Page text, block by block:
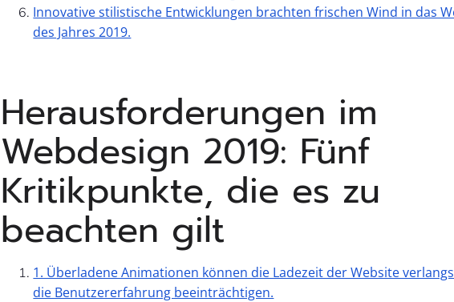
Innovative stilistische Entwicklungen brachten frischen Wind in das
des Jahres 2019.
Herausforderungen im
Webdesign 2019: Fünf
Kritikpunkte, die es zu
beachten gilt
1. Überladene Animationen können die Ladezeit der Website
die Benutzererfahrung beeinträchtigen.